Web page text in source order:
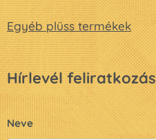
Egyéb plüss termékek
Hírlevél feliratkozás
Neve